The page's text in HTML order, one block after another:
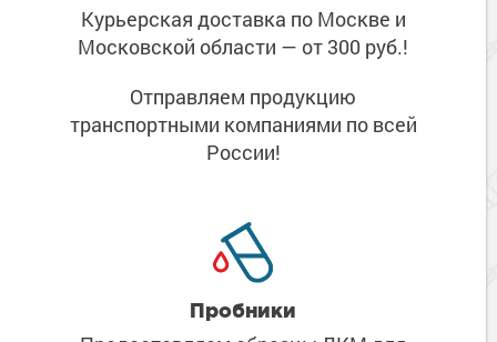
Курьерская доставка по Москве и
Московской области — от 300 руб.!
Отправляем продукцию
транспортными компаниями по всей
России!
Пробники